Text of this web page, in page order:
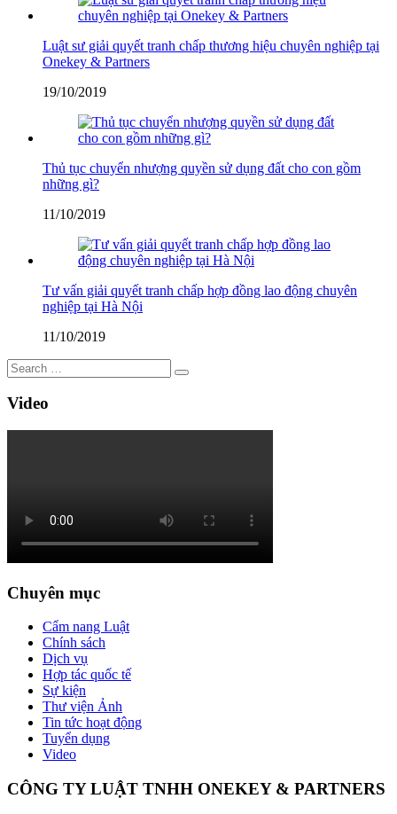
Luật sư giải quyết tranh chấp thương hiệu chuyên nghiệp tại
Onekey & Partners
19/10/2019
Thủ tục chuyển nhượng quyền sử dụng đất cho con gồm
những gì?
11/10/2019
Tư vấn giải quyết tranh chấp hợp đồng lao động chuyên
nghiệp tại Hà Nội
11/10/2019
Video
Chuyên mục
Cẩm nang Luật
Chính sách
Dịch vụ
Hợp tác quốc tế
Sự kiện
Thư viện Ảnh
Tin tức hoạt động
Tuyển dụng
Video
CÔNG TY LUẬT TNHH ONEKEY & PARTNERS